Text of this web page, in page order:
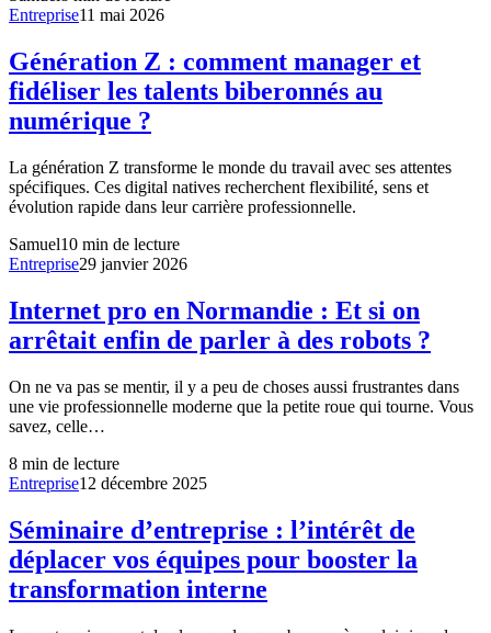
Entreprise11 mai 2026
Génération Z : comment manager et
fidéliser les talents biberonnés au
numérique ?
La génération Z transforme le monde du travail avec ses attentes
spécifiques. Ces digital natives recherchent flexibilité, sens et
évolution rapide dans leur carrière professionnelle.
Samuel10 min de lecture
Entreprise29 janvier 2026
Internet pro en Normandie : Et si on
arrêtait enfin de parler à des robots ?
On ne va pas se mentir, il y a peu de choses aussi frustrantes dans
une vie professionnelle moderne que la petite roue qui tourne. Vous
savez, celle…
8 min de lecture
Entreprise12 décembre 2025
Séminaire d’entreprise : l’intérêt de
déplacer vos équipes pour booster la
transformation interne